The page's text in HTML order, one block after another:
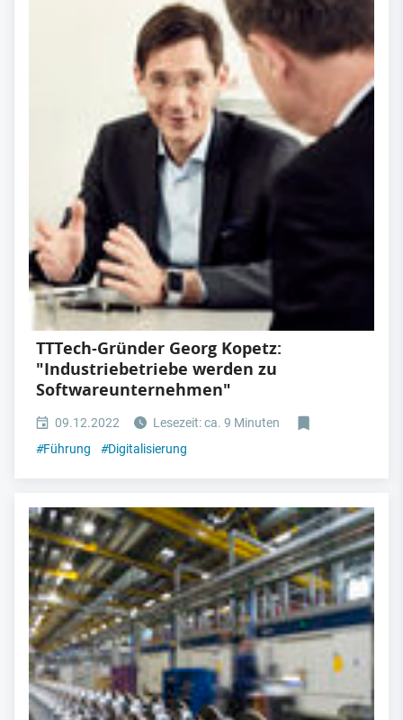
TTTech-Gründer Georg Kopetz:
"Industriebetriebe werden zu
Softwareunternehmen"
09.12.2022
Lesezeit: ca. 9 Minuten
#Führung #Digitalisierung